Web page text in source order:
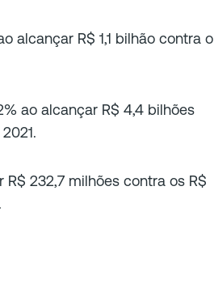
alcançar R$ 1,1 bilhão contra o
ao alcançar R$ 4,4 bilhões
R$ 232,7 milhões contra os R$